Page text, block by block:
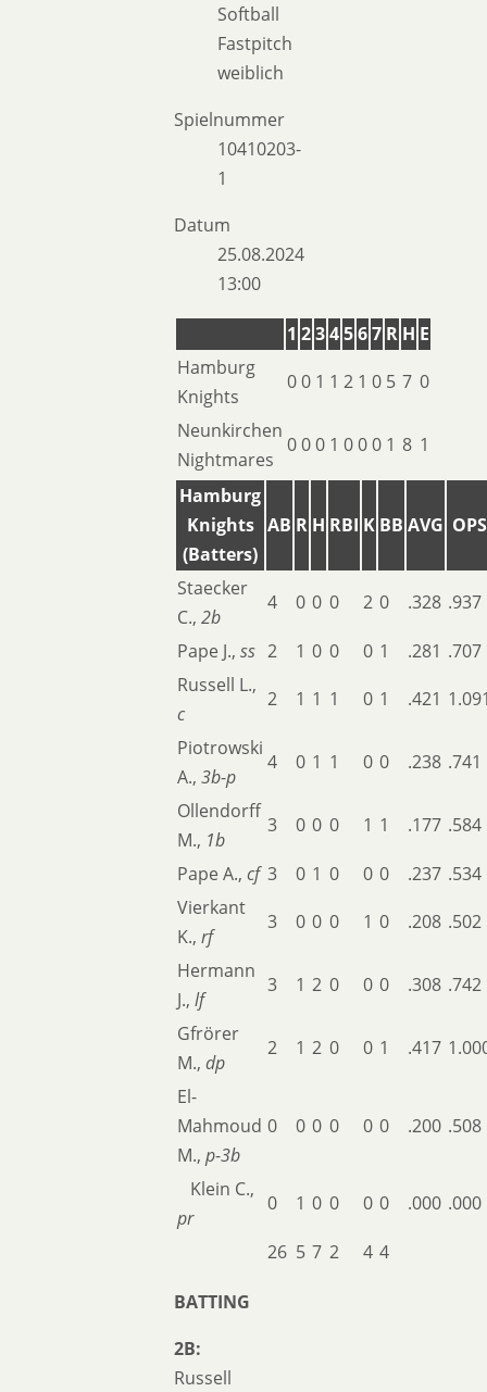
Softball
Fastpitch
weiblich
Spielnummer
10410203-
1
Datum
25.08.2024
13:00
1 234567 R H E
Hamburg
Knights
00 1 1 2 1 0 5 7 0
Neunkirchen
Nightmares
000 1 000 1 8 1
Hamburg
Knights
(Batters)
AB R H RBI K BB AVG OPS
Staecker
C., 2b
4 0 0 0 2 0 .328 .937
Pape J., ss 2 1 0 0 0 1 .281 .707
Russell L.,
c
2 1 1 1 0 1 .421
Piotrowski
A., 3b-p
4 0 1 1 0 0 .238 .741
Ollendorff
M., 1b
3 0 0 0 1 1 .177 .584
Pape A., cf 3 0 1 0 0 0 .237 .534
Vierkant
K., rf
3 0 0 0 1 0 .208 .502
Hermann
J., lf
3 1 2 0 0 0 .308 .742
Gfrörer
M., dp
2 1 2 0 0 1 .417
El-
Mahmoud
M., p-3b
0 0 0 0 0 0 .200 .508
Klein C.,
pr
0 1 0 0 0 0 .000 .000
26 5 7 2 4 4
BATTING
2B:
Russell